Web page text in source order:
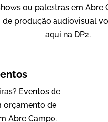
ou palestras em Abre
de produção audiovisual
aqui na DP2.
Eventos de
orçamento de
Abre Campo.